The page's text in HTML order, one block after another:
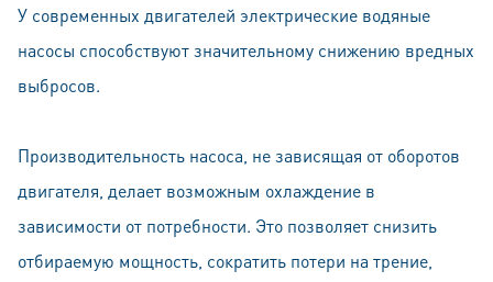
У современных двигателей электрические водяные
насосы способствуют значительному снижению вредных
выбросов.
Производительность насоса, не зависящая от оборотов
двигателя, делает возможным охлаждение в
зависимости от потребности. Это позволяет снизить
отбираемую мощность, сократить потери на трение,